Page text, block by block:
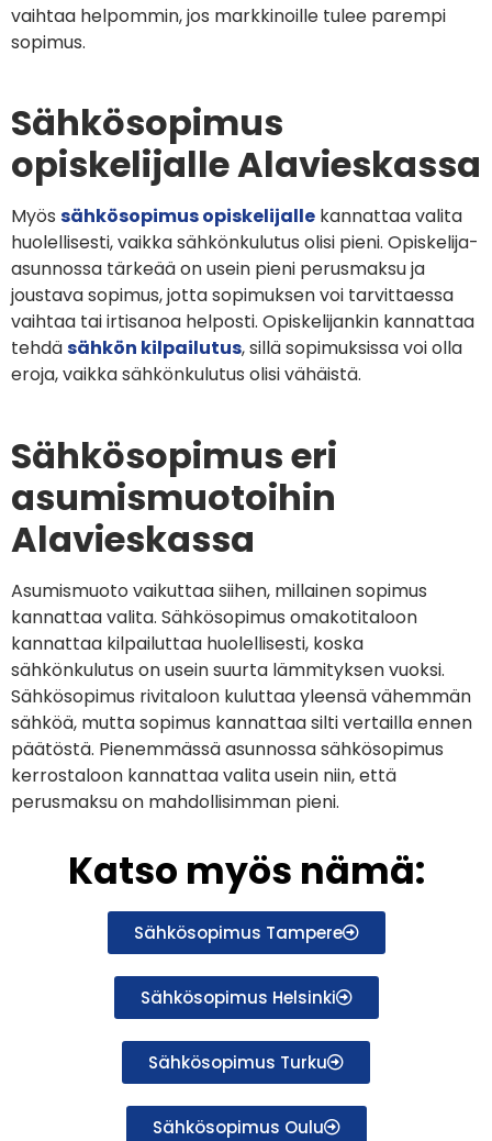
vaihtaa helpommin, jos markkinoille tulee parempi
sopimus.
Sähkösopimus
opiskelijalle Alavieskassa
Myös sähkösopimus opiskelijalle kannattaa valita
huolellisesti, vaikka sähkönkulutus olisi pieni. Opiskelija-
asunnossa tärkeää on usein pieni perusmaksu ja
joustava sopimus, jotta sopimuksen voi tarvittaessa
vaihtaa tai irtisanoa helposti. Opiskelijankin kannattaa
tehdäsähkön kilpailutus, sillä sopimuksissa voi olla
eroja, vaikka sähkönkulutus olisi vähäistä.
Sähkösopimus eri
asumismuotoihin
Alavieskassa
Asumismuoto vaikuttaa siihen, millainen sopimus
kannattaa valita. Sähkösopimus omakotitaloon
kannattaa kilpailuttaa huolellisesti, koska
sähkönkulutus on usein suurta lämmityksen vuoksi.
Sähkösopimus rivitaloon kuluttaa yleensä vähemmän
sähköä, mutta sopimus kannattaa silti vertailla ennen
päätöstä. Pienemmässä asunnossa sähkösopimus
kerrostaloon kannattaa valita usein niin, että
perusmaksu on mahdollisimman pieni.
Katso myös nämä:
Sähkösopimus Tampere
Sähkösopimus Helsinki
Sähkösopimus Turku
Sähkösopimus Oulu